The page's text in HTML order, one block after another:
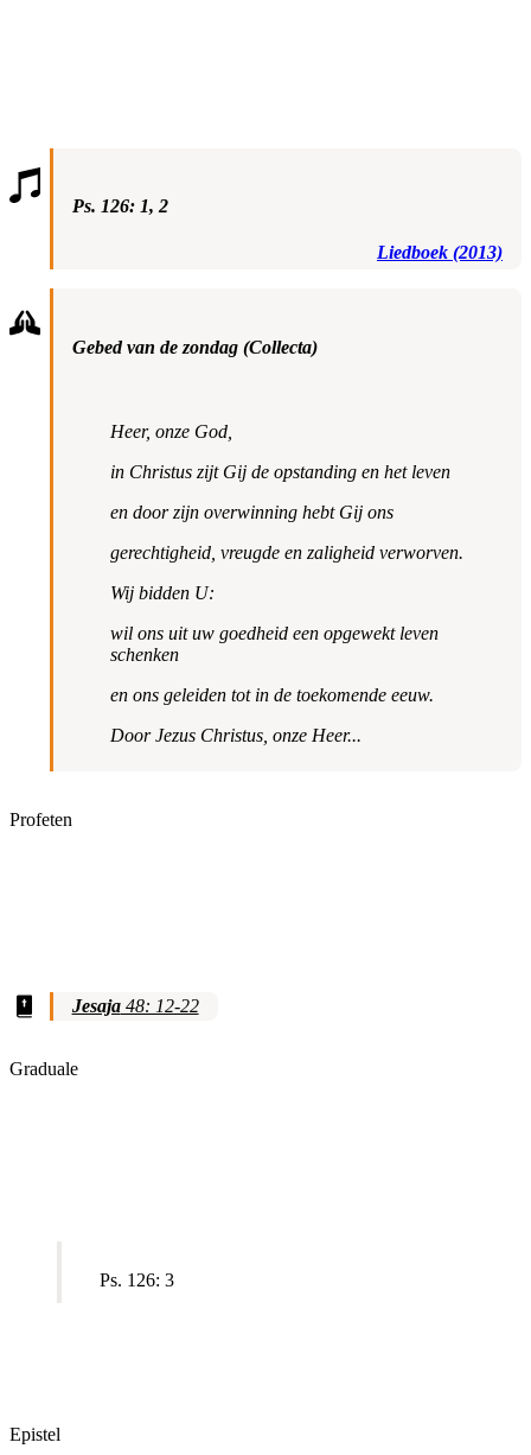
Ps. 126: 1, 2
Liedboek (2013)
Gebed van de zondag (Collecta)
Heer, onze God,
in Christus zijt Gij de opstanding en het leven
en door zijn overwinning hebt Gij ons
gerechtigheid, vreugde en zaligheid verworven.
Wij bidden U:
wil ons uit uw goedheid een opgewekt leven
schenken
en ons geleiden tot in de toekomende eeuw.
Door Jezus Christus, onze Heer...
Profeten
Jesaja48: 12-22
Graduale
Ps. 126: 3
Epistel